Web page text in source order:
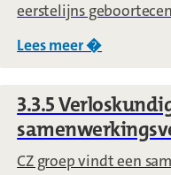
eerstelijns
Lees meer �
3.3.5
CZ groep vindt een